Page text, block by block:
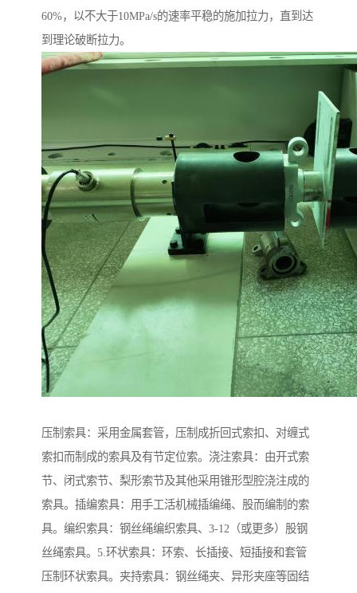
60%，以不大于10MPa/s的速率平稳的施加拉力，直到达
到理论破断拉力。
压制索具：采用金属套管，压制成折回式索扣、对缠式
索扣而制成的索具及有节定位索。浇注索具：由开式索
节、闭式索节、梨形索节及其他采用锥形型腔浇注成的
索具。插编索具：用手工活机械插编绳、股而编制的索
具。编织索具：钢丝绳编织索具、3-12（或更多）股钢
丝绳索具。5.环状索具：环索、长插接、短插接和套管
压制环状索具。夹持索具：钢丝绳夹、异形夹座等固结